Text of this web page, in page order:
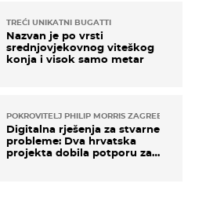
TREĆI UNIKATNI BUGATTI
Nazvan je po vrsti
srednjovjekovnog viteškog
konja i visok samo metar
POKROVITELJ PHILIP MORRIS ZAGREB
Digitalna rješenja za stvarne
probleme: Dva hrvatska
projekta dobila potporu za